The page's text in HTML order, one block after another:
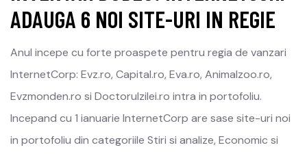
ADAUGA 6 NOI SITE-URI IN REGIE
Anul incepe cu forte proaspete pentru regia de vanzari
InternetCorp: Evz.ro, Capital.ro, Eva.ro, Animalzoo.ro,
Evzmonden.ro si Doctorulzilei.ro intra in portofoliu.
Incepand cu 1 ianuarie InternetCorp are sase site-uri noi
in portofoliu din categoriile Stiri si analize, Economic si